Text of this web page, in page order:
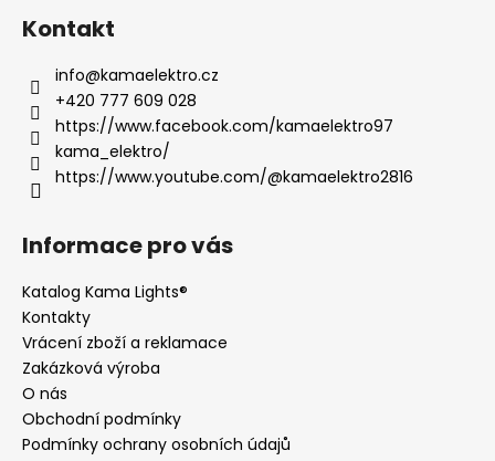
Kontakt
info@kamaelektro.cz
+420 777 609 028
https://www.facebook.com/kamaelektro97
kama_elektro/
https://www.youtube.com/@kamaelektro2816
Informace pro vás
Katalog Kama Lights®
Kontakty
Vrácení zboží a reklamace
Zakázková výroba
O nás
Obchodní podmínky
Podmínky ochrany osobních údajů